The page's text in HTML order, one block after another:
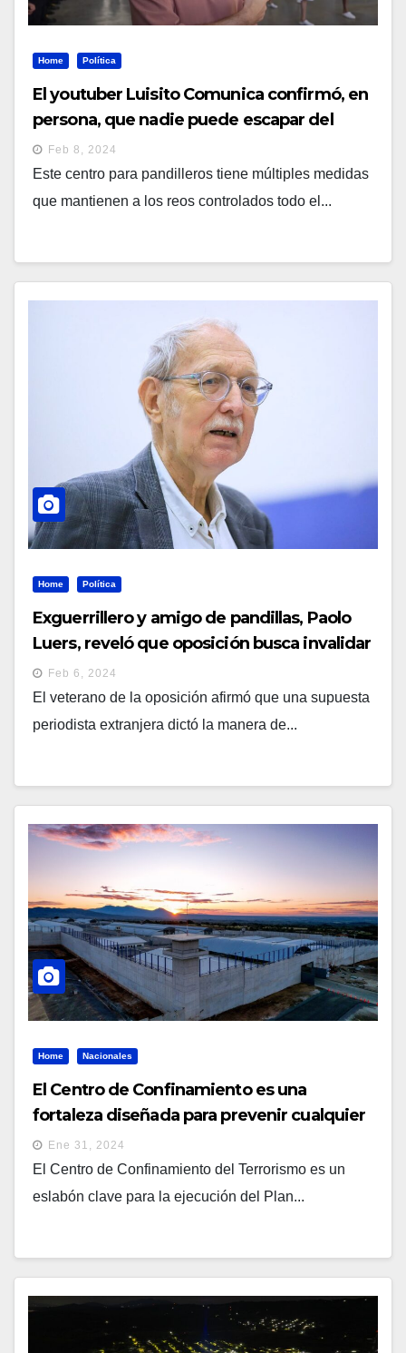
Home Política
El youtuber Luisito Comunica confirmó, en
persona, que nadie puede escapar del
CECOT
Feb 8, 2024
Este centro para pandilleros tiene múltiples medidas
que mantienen a los reos controlados todo el...
Home Política
Exguerrillero y amigo de pandillas, Paolo
Luers, reveló que oposición busca invalidar
elecciones
Feb 6, 2024
El veterano de la oposición afirmó que una supuesta
periodista extranjera dictó la manera de...
Home Nacionales
El Centro de Confinamiento es una
fortaleza diseñada para prevenir cualquier
intento de escape
Ene 31, 2024
El Centro de Confinamiento del Terrorismo es un
eslabón clave para la ejecución del Plan...